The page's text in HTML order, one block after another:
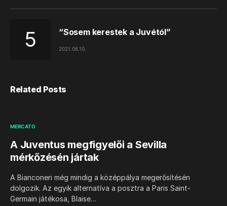
“Sosem kerestek a Juvétól”
2021.06.10.
Related Posts
MERCATO
A Juventus megfigyelői a Sevilla
mérkőzésén jártak
A Bianconeri még mindig a középpálya megerősítésén
dolgozik. Az egyik alternatíva a posztra a Paris Saint-
Germain játékosa, Blaise…